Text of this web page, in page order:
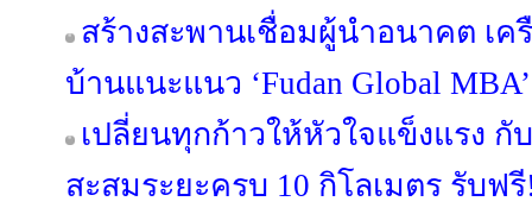
สร้างสะพานเชื่อมผู้นำอนาคต เ
บ้านแนะแนว ‘Fudan Global
เปลี่ยนทุกก้าวให้หัวใจแข็งแรง กั
สะสมระยะครบ 10 กิโลเมตร รับฟ